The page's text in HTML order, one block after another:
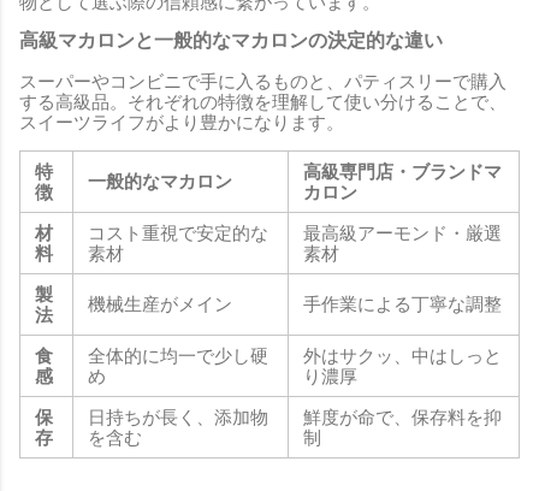
高級マカロンと一般的なマカロンの決定的な違い
スーパーやコンビニで手に入るものと、パティスリーで購入
する高級品。それぞれの特徴を理解して使い分けることで、
スイーツライフがより豊かになります。
特
徴
一般的なマカロン
高級専門店・ブランドマ
カロン
材
料
コスト重視で安定的な
素材
最高級アーモンド・厳選
素材
製
法
機械生産がメイン 手作業による丁寧な調整
食
感
全体的に均一で少し硬
め
外はサクッ、中はしっと
り濃厚
保
存
日持ちが長く、添加物
を含む
鮮度が命で、保存料を抑
制